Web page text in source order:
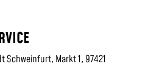
Schweinfurt, Markt 1, 97421